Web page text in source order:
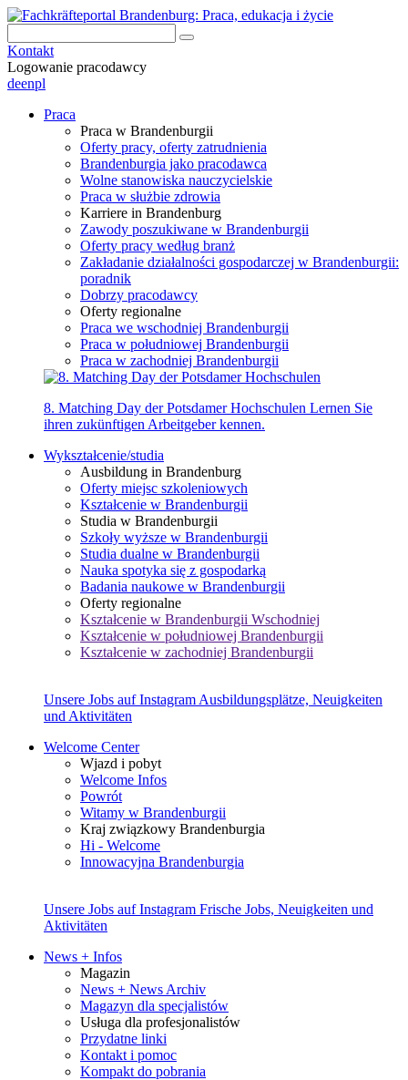
Kontakt
Logowanie pracodawcy
deenpl
Praca
Praca w Brandenburgii
Oferty pracy, oferty zatrudnienia
Brandenburgia jako pracodawca
Wolne stanowiska nauczycielskie
Praca w służbie zdrowia
Karriere in Brandenburg
Zawody poszukiwane w Brandenburgii
Oferty pracy według branż
Zakładanie działalności gospodarczej w Brandenburgii:
poradnik
Dobrzy pracodawcy
Oferty regionalne
Praca we wschodniej Brandenburgii
Praca w południowej Brandenburgii
Praca w zachodniej Brandenburgii
8. Matching Day der Potsdamer Hochschulen Lernen Sie
ihren zukünftigen Arbeitgeber kennen.
Wykształcenie/studia
Ausbildung in Brandenburg
Oferty miejsc szkoleniowych
Kształcenie w Brandenburgii
Studia w Brandenburgii
Szkoły wyższe w Brandenburgii
Studia dualne w Brandenburgii
Nauka spotyka się z gospodarką
Badania naukowe w Brandenburgii
Oferty regionalne
Kształcenie w Brandenburgii Wschodniej
Kształcenie w południowej Brandenburgii
Kształcenie w zachodniej Brandenburgii
Unsere Jobs auf Instagram Ausbildungsplätze, Neuigkeiten
und Aktivitäten
Welcome Center
Wjazd i pobyt
Welcome Infos
Powrót
Witamy w Brandenburgii
Kraj związkowy Brandenburgia
Hi - Welcome
Innowacyjna Brandenburgia
Unsere Jobs auf Instagram Frische Jobs, Neuigkeiten und
Aktivitäten
News + Infos
Magazin
News + News Archiv
Magazyn dla specjalistów
Usługa dla profesjonalistów
Przydatne linki
Kontakt i pomoc
Kompakt do pobrania